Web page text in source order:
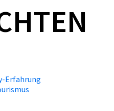
Erfahrung